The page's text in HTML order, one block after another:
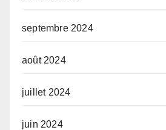
septembre 2024
août 2024
juillet 2024
juin 2024